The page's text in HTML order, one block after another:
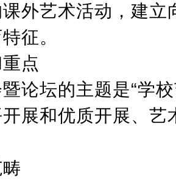
外艺术活动，建
征。
点
论坛的主题是“学
展和优质开展、